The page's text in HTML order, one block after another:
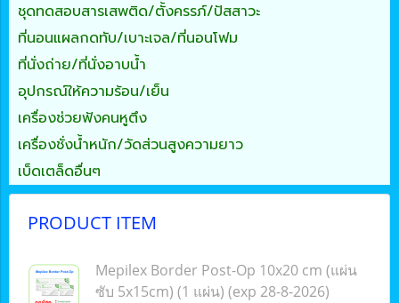
ชุดทดสอบสารเสพติด/ตั้งครรภ์/ปัสสาวะ
ที่นอนแผลกดทับ/เบาะเจล/ที่นอนโฟม
ที่นั่งถ่าย/ที่นั่งอาบน้ำ
อุปกรณ์ให้ความร้อน/เย็น
เครื่องช่วยฟังคนหูตึง
เครื่องชั่งน้ำหนัก/วัดส่วนสูงความยาว
เบ็ดเตล็ดอื่นๆ
PRODUCT ITEM
Mepilex Border Post-Op 10x20 cm (แผ่น
ซับ 5x15cm) (1 แผ่น) (exp 28-8-2026)